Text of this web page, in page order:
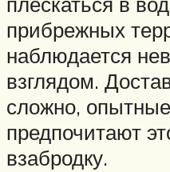
прибрежных
наблюдается
взглядом.
сложно,
предпочитают
взабродку.